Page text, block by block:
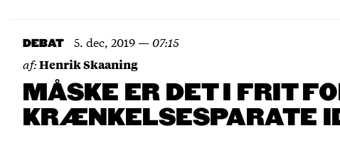
DEBAT 5. dec, 2019—07:15
af:Henrik Skaaning
MÅSKE ER DET I FRIT
KRÆNKELSESPARATE